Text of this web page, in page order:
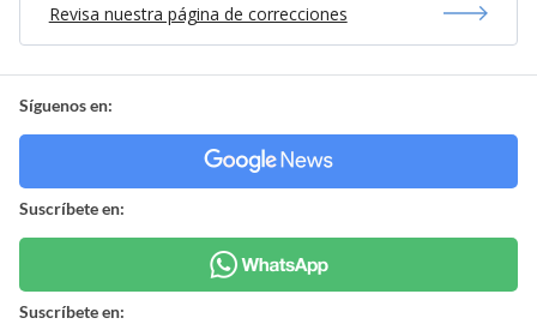
Revisa nuestra página de correcciones
Síguenos en:
Suscríbete en:
Suscríbete en: